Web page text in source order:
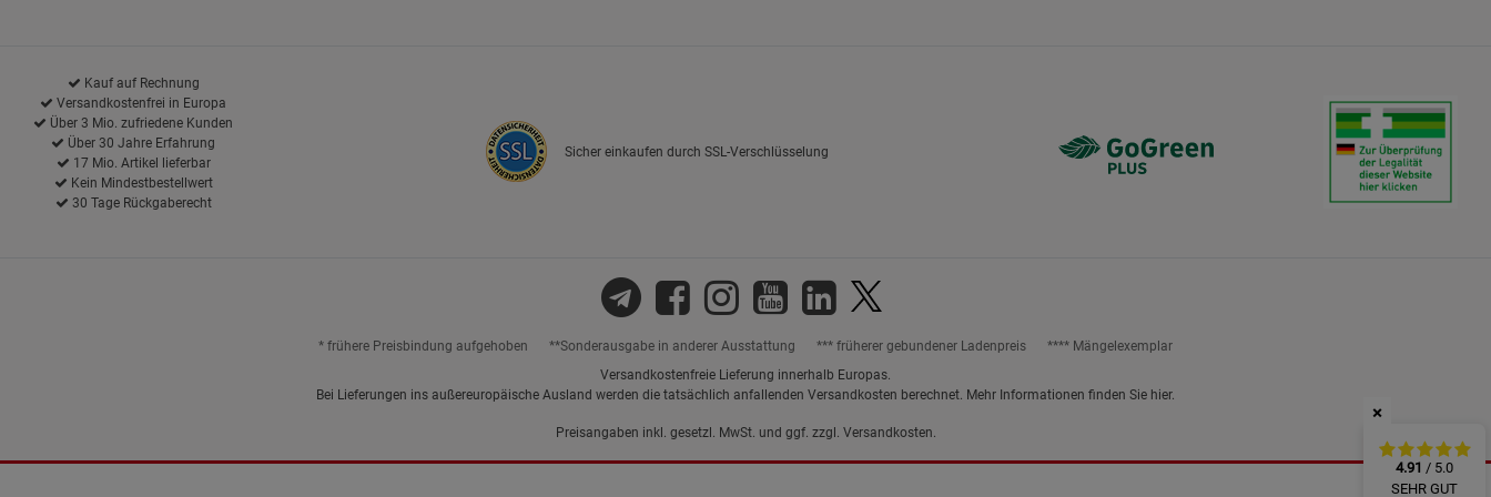
×
4.91 / 5.0
SEHR GUT
Kauf auf Rechnung
Versandkostenfrei in Europa
Über 3 Mio. zufriedene Kunden
Über 30 Jahre Erfahrung
17 Mio. Artikel lieferbar
Kein Mindestbestellwert
30 Tage Rückgaberecht
Sicher einkaufen durch SSL-Verschlüsselung
* frühere Preisbindung aufgehoben **Sonderausgabe in anderer Ausstattung *** früherer gebundener Ladenpreis
**** Mängelexemplar
Versandkostenfreie Lieferung innerhalb Europas.
Bei Lieferungen ins außereuropäische Ausland werden die tatsächlich anfallenden Versandkosten berechnet. Mehr Informationen finden Sie hier.
Preisangaben inkl. gesetzl. MwSt. und ggf. zzgl. Versandkosten.